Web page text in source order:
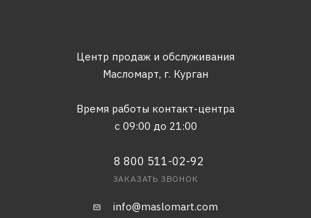
Центр продаж и обслуживания
Масломарт, г. Курган
Время работы контакт-центра
с 09:00 до 21:00
8 800 511-02-92
ЗАКАЗАТЬ ЗВОНОК
info@maslomart.com